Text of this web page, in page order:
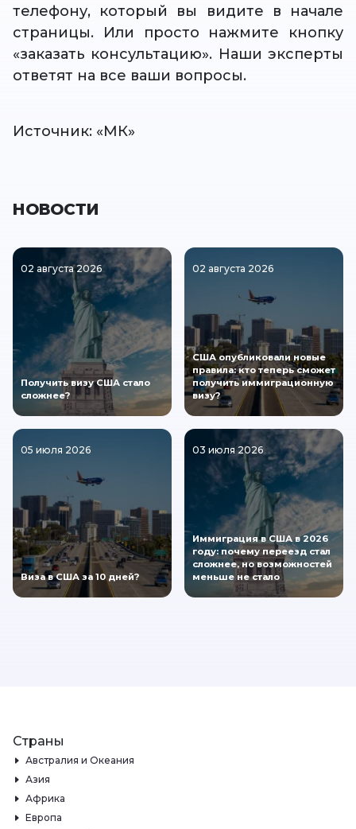
телефону, который вы видите в начале
страницы. Или просто нажмите кнопку
«заказать консультацию». Наши эксперты
ответят на все ваши вопросы.
Источник: «МК»
НОВОСТИ
02 августа 2026
Получить визу США стало
сложнее?
02 августа 2026
США опубликовали новые
правила: кто теперь сможет
получить иммиграционную
визу?
05 июля 2026
Виза в США за 10 дней?
03 июля 2026
Иммиграция в США в 2026
году: почему переезд стал
сложнее, но возможностей
меньше не стало
Страны
Австралия и Океания
Азия
Африка
Европа